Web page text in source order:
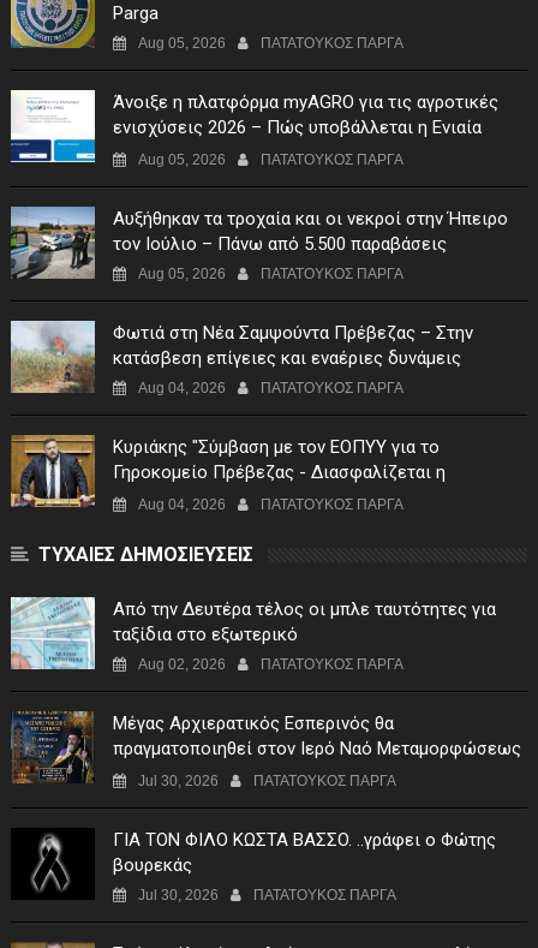
Parga
Aug 05, 2026 ΠΑΤΑΤΟΥΚΟΣ ΠΑΡΓΑ
Άνοιξε η πλατφόρμα myAGRO για τις αγροτικές
ενισχύσεις 2026 – Πώς υποβάλλεται η Ενιαία
Αίτηση Ενίσχυσης
Aug 05, 2026 ΠΑΤΑΤΟΥΚΟΣ ΠΑΡΓΑ
Αυξήθηκαν τα τροχαία και οι νεκροί στην Ήπειρο
τον Ιούλιο – Πάνω από 5.500 παραβάσεις
Aug 05, 2026 ΠΑΤΑΤΟΥΚΟΣ ΠΑΡΓΑ
Φωτιά στη Νέα Σαμψούντα Πρέβεζας – Στην
κατάσβεση επίγειες και εναέριες δυνάμεις
Aug 04, 2026 ΠΑΤΑΤΟΥΚΟΣ ΠΑΡΓΑ
Κυριάκης "Σύμβαση με τον ΕΟΠΥΥ για το
Γηροκομείο Πρέβεζας - Διασφαλίζεται η
χρηματοδότηση της λειτουργίας του"
Aug 04, 2026 ΠΑΤΑΤΟΥΚΟΣ ΠΑΡΓΑ
ΤΥΧΑΙΕΣ ΔΗΜΟΣΙΕΥΣΕΙΣ
Από την Δευτέρα τέλος οι μπλε ταυτότητες για
ταξίδια στο εξωτερικό
Aug 02, 2026 ΠΑΤΑΤΟΥΚΟΣ ΠΑΡΓΑ
Μέγας Αρχιερατικός Εσπερινός θα
πραγματοποιηθεί στον Ιερό Ναό Μεταμορφώσεως
του Σωτήρος Σταυροχωρίου στης 5 Αυγούστου
Jul 30, 2026 ΠΑΤΑΤΟΥΚΟΣ ΠΑΡΓΑ
ΓIA TON ΦIΛO KΩΣTA BAΣΣO. ..γράφει ο Φώτης
βουρεκάς
Jul 30, 2026 ΠΑΤΑΤΟΥΚΟΣ ΠΑΡΓΑ